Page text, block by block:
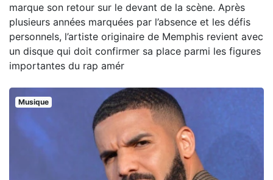
marque son retour sur le devant de la scène. Après
plusieurs années marquées par l’absence et les défis
personnels, l’artiste originaire de Memphis revient avec
un disque qui doit confirmer sa place parmi les figures
importantes du rap amér
Musique